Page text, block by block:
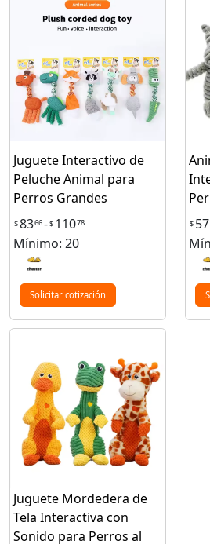
Juguete Interactivo de
Peluche Animal para
Perros Grandes
$8366-$ 11078
Mínimo: 20
Solicitar cotización
$ 57
Juguete Mordedera de
Tela Interactiva con
Sonido para Perros al